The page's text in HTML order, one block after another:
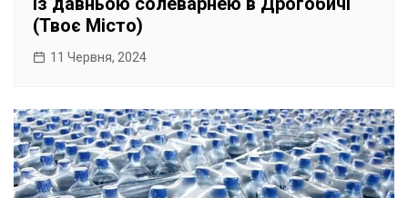
(Твоє Місто)
11 Червня, 2024